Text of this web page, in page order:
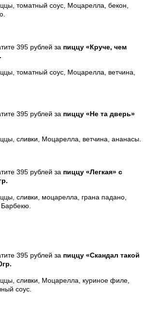
томатный соус, Моцарелла, бекон,
395 рублей за пиццу «Круче, чем
томатный соус, Моцарелла, ветчина,
395 рублей за пиццу «Не та дверь»
сливки, Моцарелла, ветчина, ананасы.
395 рублей за пиццу «Легкая» с
сливки, моцарелла, грана падано,
395 рублей за пиццу «Скандал такой
сливки, Моцарелла, куриное филе,
соус.